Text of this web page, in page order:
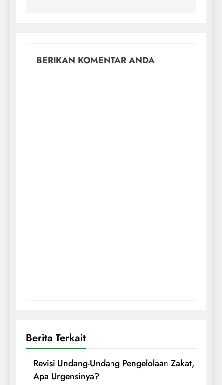
BERIKAN KOMENTAR ANDA
Berita Terkait
Revisi Undang-Undang Pengelolaan Zakat,
Apa Urgensinya?